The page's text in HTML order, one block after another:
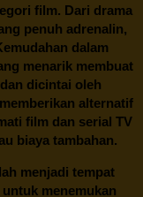
film. Dari drama
penuh adrenalin,
dalam
menarik membuat
dicintai oleh
alternatif
film dan serial TV
biaya tambahan.
menjadi tempat
menemukan